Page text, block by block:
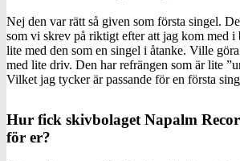
Nej den var rätt så given som första singel.
som vi skrev på riktigt efter att jag kom med i
lite med den som en singel i åtanke. Ville
med lite driv. Den har refrängen som är lite
Vilket jag tycker är passande för en första
Hur fick skivbolaget Napalm
för er?